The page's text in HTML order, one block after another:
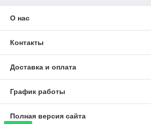
О нас
Контакты
Доставка и оплата
График работы
Полная версия сайта